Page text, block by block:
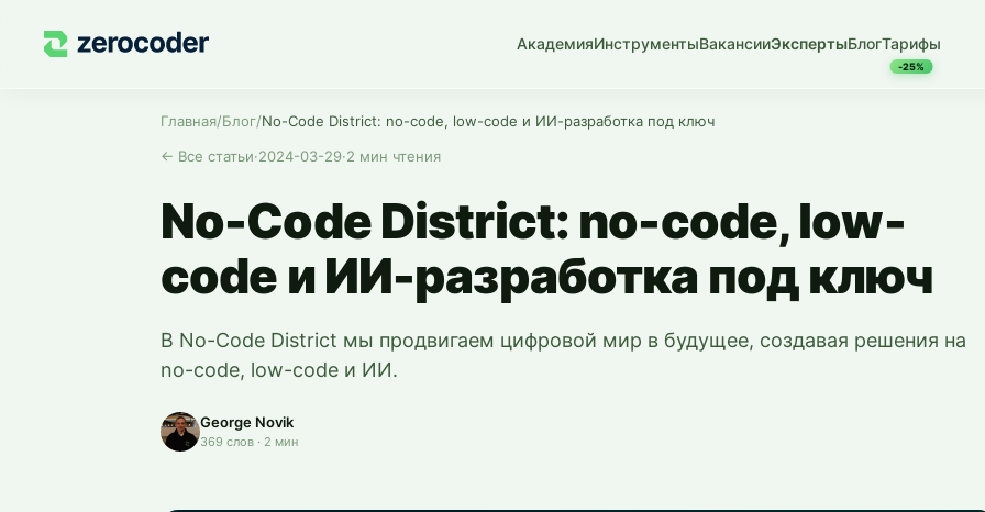
АкадемияИнструментыВакансииЭкспертыБлогТарифы
-25%
Главная/Блог/No-Code District: no-code, low-code и ИИ-разработка под ключ
← Все статьи·2024-03-29·2 мин чтения
No-Code District: no-code, low-
code и ИИ-разработка под ключ
В No-Code District мы продвигаем цифровой мир в будущее, создавая решения на
no-code, low-code и ИИ.
George Novik
369 слов · 2 мин